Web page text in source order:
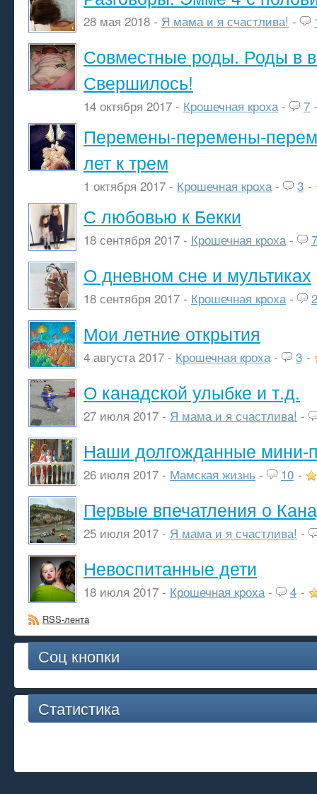
28 мая 2018 - Я мама и я счастлива! -
Совместные роды. Роды в
Свершилось!
14 октября 2017 - Крошечная кроха- 7
Перемены-перемены-
лет к трем
1 октября 2017 - Крошечная кроха- 3 -
С любовью к Бекки
18 сентября 2017 - Крошечная кроха- 7
О дневном сне и мультиках
18 сентября 2017 - Крошечная кроха- 2
Мои летние открытия
4 августа 2017 - Крошечная кроха- 3 -
О канадской улыбке и т.д.
27 июля 2017 - Я мама и я счастлива! -
Наши долгожданные мини-
26 июля 2017 - Мамская жизнь - 10 -
Первые впечатления о
25 июля 2017 - Я мама и я счастлива! -
Невоспитанные дети
18 июля 2017 - Крошечная кроха- 4 -
RSS-лента
Соц кнопки
Статистика